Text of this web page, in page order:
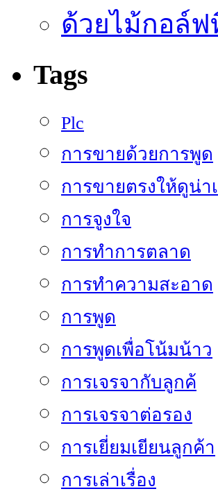
ด้วยไม้กอล์
Tags
Plc
การขายด้วยการพูด
การขายตรงให้ดูน่า
การจูงใจ
การทำการตลาด
การทำความสะอาด
การพูด
การพูดเพื่อโน้มน้าว
การเจรจากับลูกค้
การเจรจาต่อรอง
การเยี่ยมเยียนลูกค้า
การเล่าเรื่อง